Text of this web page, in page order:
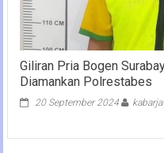
Giliran Pria Bogen
Diamankan Polrestabes
20 September 2024